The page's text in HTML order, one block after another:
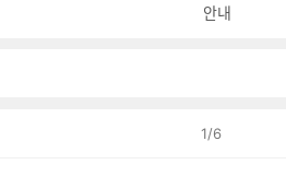
안내
1/6